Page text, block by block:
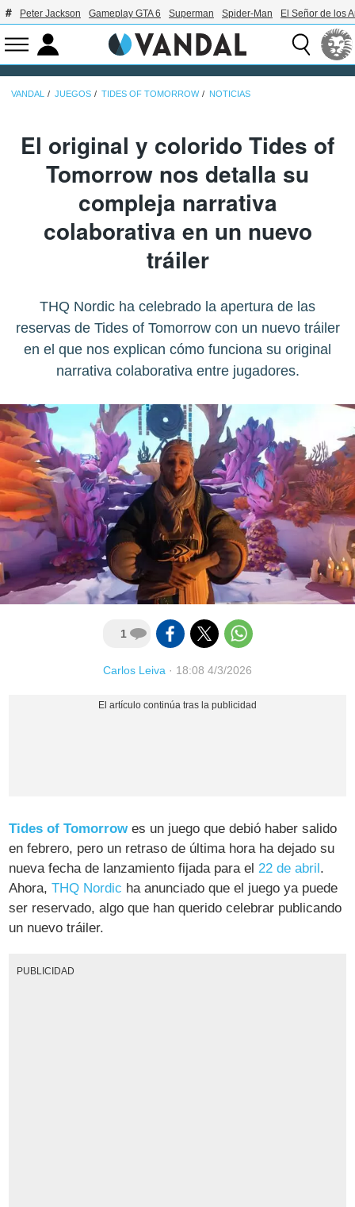
Peter Jackson Gameplay GTA 6 Superman Spider-Man El Señor de los
VANDAL JUEGOS TIDES OF TOMORROW NOTICIAS
El original y colorido Tides of
Tomorrow nos detalla su
compleja narrativa
colaborativa en un nuevo
tráiler
THQ Nordic ha celebrado la apertura de las
reservas de Tides of Tomorrow con un nuevo tráiler
en el que nos explican cómo funciona su original
narrativa colaborativa entre jugadores.
1
Carlos Leiva · 18:08 4/3/2026
Tides of Tomorrowes un juego que debió haber salido
en febrero, pero un retraso de última hora ha dejado su
nueva fecha de lanzamiento fijada para el22 de abril.
Ahora,THQ Nordic ha anunciado que el juego ya puede
ser reservado, algo que han querido celebrar publicando
un nuevo tráiler.
PUBLICIDAD